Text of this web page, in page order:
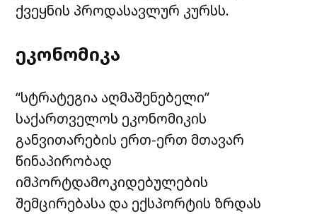
ქვეყნის პროდასავლურ კურსს.
ეკონომიკა
“სტრატეგია აღმაშენებელი”
საქართველოს ეკონომიკის
განვითარების ერთ-ერთ მთავარ
წინაპირობად
იმპორტდამოკიდებულების
შემცირებასა და ექსპორტის ზრდას